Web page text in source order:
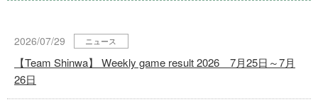
2026/07/29 ニュース
【Team Shinwa】 Weekly game result 2026 7月25日～7月
26日